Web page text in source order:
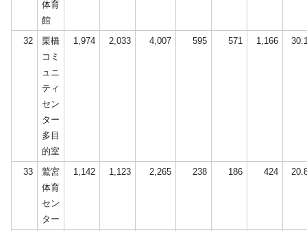
体育
館
32
栗橋
コミ
ュニ
ティ
セン
ター
多目
的室
1,974 2,033 4,007 595 571 1,166
33
鷲宮
体育
セン
ター
1,142 1,123 2,265 238 186 424